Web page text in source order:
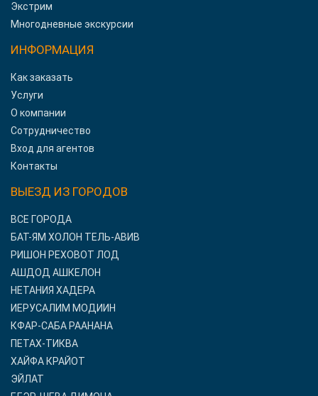
Экстрим
Многодневные экскурсии
ИНФОРМАЦИЯ
Как заказать
Услуги
О компании
Сотрудничество
Вход для агентов
Контакты
ВЫЕЗД ИЗ ГОРОДОВ
ВСЕ ГОРОДА
БАТ-ЯМ ХОЛОН ТЕЛЬ-АВИВ
РИШОН РЕХОВОТ ЛОД
АШДОД АШКЕЛОН
НЕТАНИЯ ХАДЕРА
ИЕРУСАЛИМ МОДИИН
КФАР-САБА РААНАНА
ПЕТАХ-ТИКВА
ХАЙФА КРАЙОТ
ЭЙЛАТ